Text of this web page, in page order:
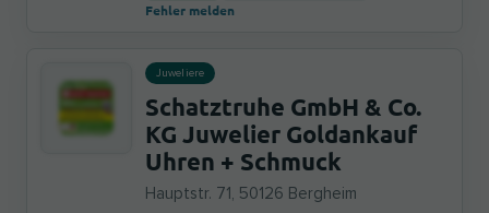
Fehler melden
Juweliere
Schatztruhe GmbH & Co.
KG Juwelier Goldankauf
Uhren + Schmuck
Hauptstr. 71, 50126 Bergheim